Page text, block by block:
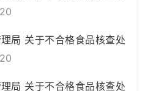
局 关于不合格食品核查处
局 关于不合格食品核查处